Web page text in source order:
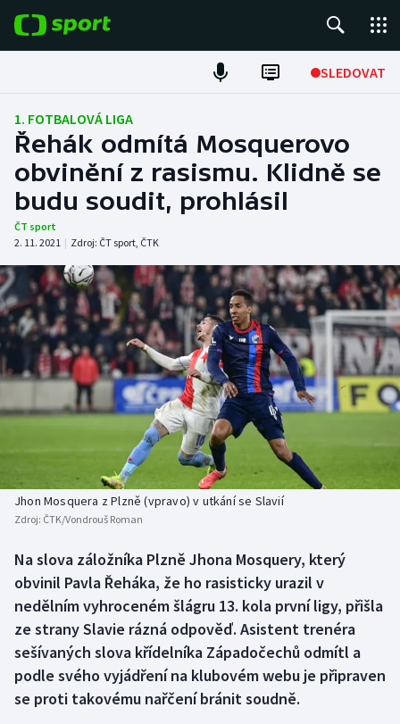
SLEDOVAT
Fotbal
Hokej
Tenis
Atletika
Cyklistika
DALŠÍ SPORTY
Americký fotbal
Baseball a softbal
Basketbal
Biatlon
Box
Curling
Dostihy
Florbal
NEPŘEHLÉDNĚTE
Soutěže
Historické návraty
Aplikace ČT sport
1. FOTBALOVÁ LIGA
Řehák odmítá Mosquerovo
obvinění z rasismu. Klidně se
budu soudit, prohlásil
ČT sport
2. 11. 2021 | Zdroj: ČT sport, ČTK
Jhon Mosquera z Plzně (vpravo) v utkání se Slavií
Zdroj: ČTK/Vondrouš Roman
Na slova záložníka Plzně Jhona Mosquery, který
obvinil Pavla Řeháka, že ho rasisticky urazil v
nedělním vyhroceném šlágru 13. kola první ligy, přišla
ze strany Slavie rázná odpověď. Asistent trenéra
sešívaných slova křídelníka Západočechů odmítl a
podle svého vyjádření na klubovém webu je připraven
se proti takovému nařčení bránit soudně.